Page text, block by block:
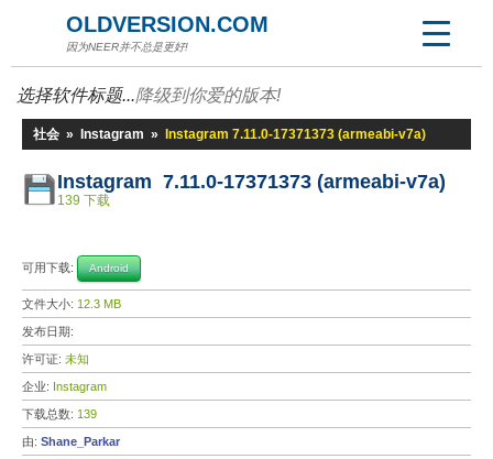
OLDVERSION.COM
因为NEER并不总是更好!
选择软件标题...降级到你爱的版本!
社会 » Instagram » Instagram 7.11.0-17371373 (armeabi-v7a)
Instagram 7.11.0-17371373 (armeabi-v7a)
139 下载
可用下载: Android
文件大小: 12.3 MB
发布日期:
许可证: 未知
企业: Instagram
下载总数: 139
由: Shane_Parkar